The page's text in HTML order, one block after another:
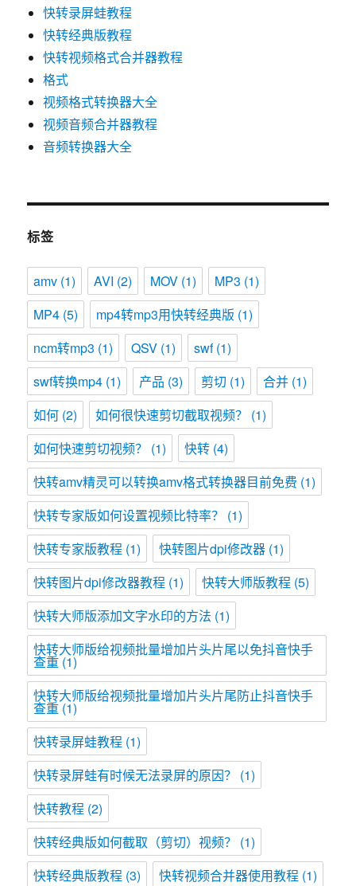
快转录屏蛙教程
快转经典版教程
快转视频格式合并器教程
格式
视频格式转换器大全
视频音频合并器教程
音频转换器大全
标签
amv (1) AVI (2) MOV (1) MP3 (1)
MP4 (5) mp4转mp3用快转经典版 (1)
ncm转mp3 (1) QSV (1) swf(1)
swf转换mp4 (1) 产品 (3) 剪切 (1) 合并 (1)
如何 (2) 如何很快速剪切截取视频？ (1)
如何快速剪切视频？ (1) 快转 (4)
快转amv精灵可以转换amv格式转换器目前免费 (1)
快转专家版如何设置视频比特率？ (1)
快转专家版教程 (1) 快转图片dpi修改器 (1)
快转图片dpi修改器教程 (1) 快转大师版教程 (5)
快转大师版添加文字水印的方法 (1)
快转大师版给视频批量增加片头片尾以免抖音快手
查重(1)
快转大师版给视频批量增加片头片尾防止抖音快手
查重(1)
快转录屏蛙教程 (1)
快转录屏蛙有时候无法录屏的原因？ (1)
快转教程 (2)
快转经典版如何截取（剪切）视频？ (1)
快转经典版教程 (3) 快转视频合并器使用教程 (1)